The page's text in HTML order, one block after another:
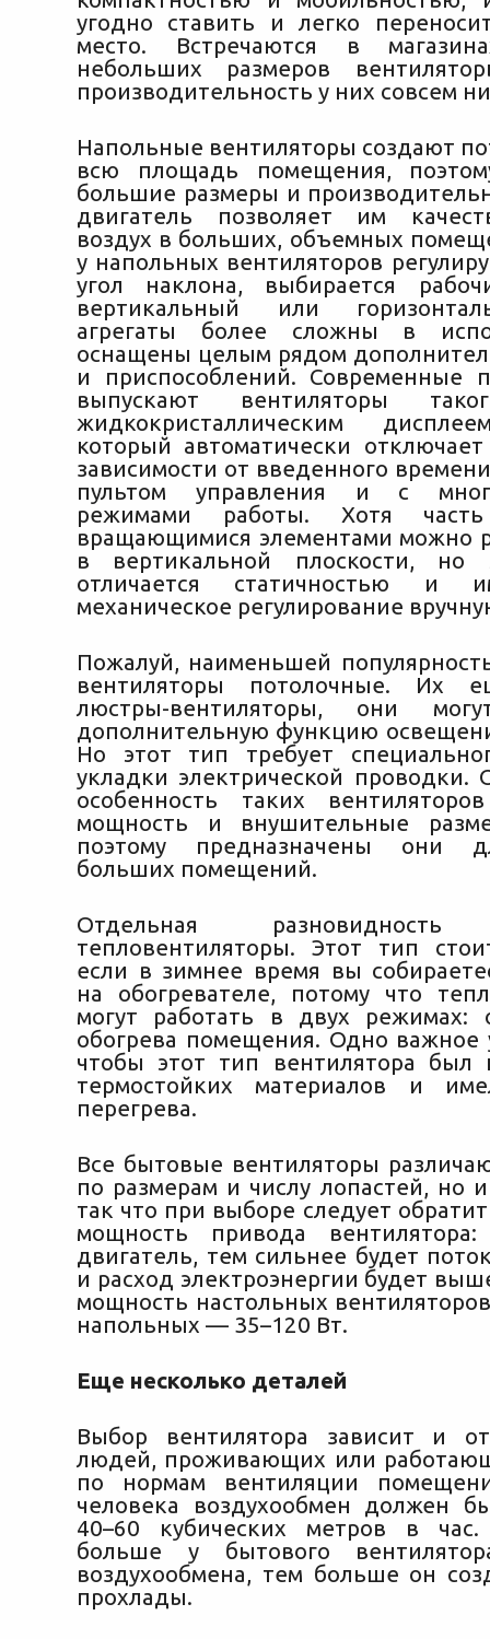
угодно ставить и легко
место. Встречаются в
небольших размеров
производительность у них совсем
Напольные вентиляторы создают
всю площадь помещения,
большие размеры и
двигатель позволяет им
воздух в больших, объемных
у напольных вентиляторов
угол наклона, выбирается
вертикальный или
агрегаты более сложны в
оснащены целым рядом
и приспособлений. Современные
выпускают вентиляторы
жидкокристаллическим
который автоматически
зависимости от введенного
пультом управления и с
режимами работы. Хотя
вращающимися элементами можно
в вертикальной плоскости, но
отличается статичностью и
механическое регулирование
Пожалуй, наименьшей
вентиляторы потолочные. Их
люстры-вентиляторы, они
дополнительную функцию
Но этот тип требует
укладки электрической проводки.
особенность таких
мощность и внушительные
поэтому предназначены они
больших помещений.
Отдельная
тепловентиляторы. Этот тип
если в зимнее время вы
на обогревателе, потому что
могут работать в двух режимах:
обогрева помещения. Одно важное
чтобы этот тип вентилятора был
термостойких материалов и
перегрева.
Все бытовые вентиляторы
по размерам и числу лопастей, но
так что при выборе следует
мощность привода
двигатель, тем сильнее будет
и расход электроэнергии будет
мощность настольных
напольных — 35–120 Вт.
Еще несколько деталей
Выбор вентилятора зависит и
людей, проживающих или
по нормам вентиляции
человека воздухообмен должен
40–60 кубических метров в
больше у бытового
воздухообмена, тем больше он
прохлады.